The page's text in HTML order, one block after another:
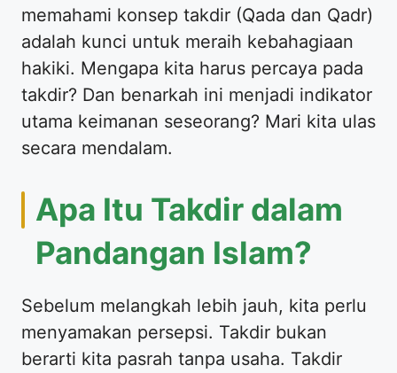
memahami konsep takdir (Qada dan Qadr)
adalah kunci untuk meraih kebahagiaan
hakiki. Mengapa kita harus percaya pada
takdir? Dan benarkah ini menjadi indikator
utama keimanan seseorang? Mari kita ulas
secara mendalam.
Apa Itu Takdir dalam
Pandangan Islam?
Sebelum melangkah lebih jauh, kita perlu
menyamakan persepsi. Takdir bukan
berarti kita pasrah tanpa usaha. Takdir